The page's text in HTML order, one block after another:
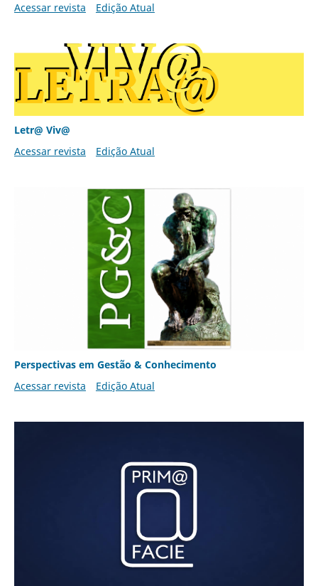
Acessar revista
Edição Atual
Letr@ Viv@
Acessar revista
Edição Atual
Perspectivas em Gestão & Conhecimento
Acessar revista
Edição Atual